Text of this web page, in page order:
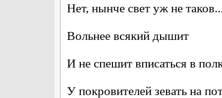
Нет, нынче свет уж не
Вольнее всякий дышит
И не спешит вписаться в
У покровителей зевать на